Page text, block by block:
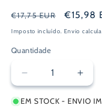
Preço
normal
€17,75 EUR
Preço
de
€15,98
Imposto incluído. Envio
Quantidade
Diminuir
a
quantidade
a
EM STOCK - ENVIO